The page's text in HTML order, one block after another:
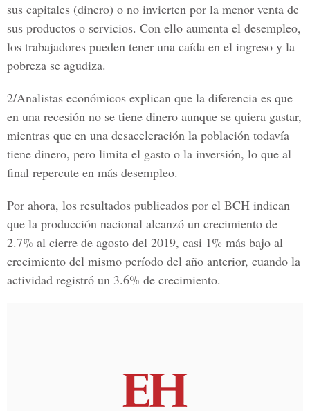
sus capitales (dinero) o no invierten por la menor venta de
sus productos o servicios. Con ello aumenta el desempleo,
los trabajadores pueden tener una caída en el ingreso y la
pobreza se agudiza.
2/Analistas económicos explican que la diferencia es que
en una recesión no se tiene dinero aunque se quiera gastar,
mientras que en una desaceleración la población todavía
tiene dinero, pero limita el gasto o la inversión, lo que al
final repercute en más desempleo.
Por ahora, los resultados publicados por el BCH indican
que la producción nacional alcanzó un crecimiento de
2.7% al cierre de agosto del 2019, casi 1% más bajo al
crecimiento del mismo período del año anterior, cuando la
actividad registró un 3.6% de crecimiento.